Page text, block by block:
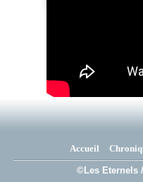
Accueil
©Les Eternels